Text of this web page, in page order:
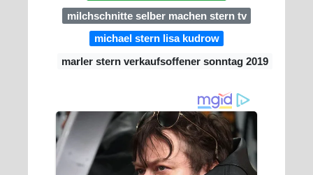
milchschnitte selber machen stern tv
michael stern lisa kudrow
marler stern verkaufsoffener sonntag 2019